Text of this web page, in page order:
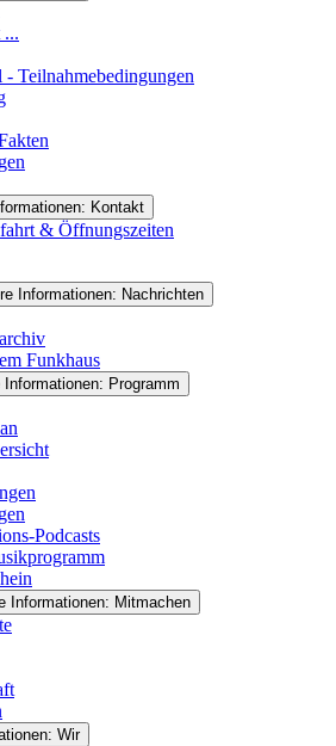
...
Teilnahmebedingungen
Kontakt
& Öffnungszeiten
Informationen: Nachrichten
Funkhaus
Informationen: Programm
Podcasts
Informationen: Mitmachen
Wir